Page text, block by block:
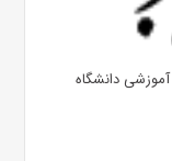
دانشگاه